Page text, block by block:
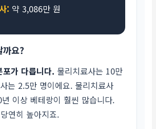
: 약 3,086만 원
까요?
가 다릅니다. 물리치료사는 10만
는 2.5만 명이에요. 물리치료사
이상 베테랑이 훨씬 많습니다.
연히 높아지죠.